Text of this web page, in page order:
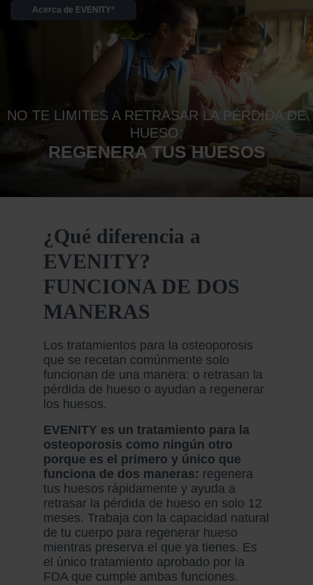
Acerca de EVENITY®
NO TE LIMITES A RETRASAR LA PÉRDIDA DE
HUESO;
REGENERA TUS HUESOS
¿Qué diferencia a
EVENITY?
FUNCIONA DE DOS
MANERAS
Los tratamientos para la osteoporosis
que se recetan comúnmente solo
funcionan de una manera: o retrasan la
pérdida de hueso o ayudan a regenerar
los huesos.
EVENITY es un tratamiento para la
osteoporosis como ningún otro
porque es el primero y único que
funciona de dos maneras: regenera
tus huesos rápidamente y ayuda a
retrasar la pérdida de hueso en solo 12
meses. Trabaja con la capacidad natural
de tu cuerpo para regenerar hueso
mientras preserva el que ya tienes. Es
el único tratamiento aprobado por la
FDA que cumple ambas funciones.